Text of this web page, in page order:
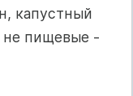
капустный
не пищевые -